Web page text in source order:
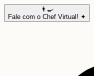
👨‍🍳
Fale com o Chef Virtual! ✦